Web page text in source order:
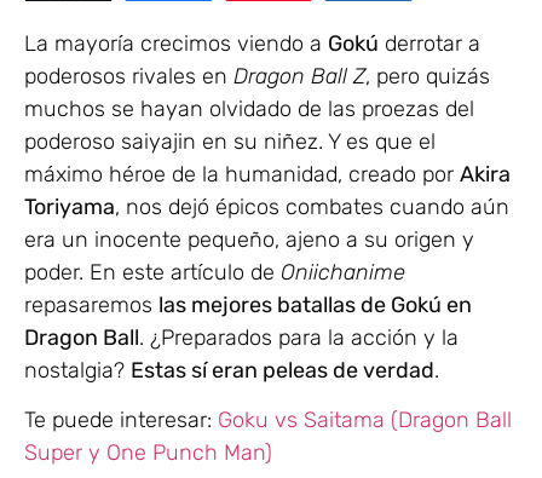
La mayoría crecimos viendo a Gokú derrotar a
poderosos rivales en Dragon Ball Z, pero quizás
muchos se hayan olvidado de las proezas del
poderoso saiyajin en su niñez. Y es que el
máximo héroe de la humanidad, creado por Akira
Toriyama, nos dejó épicos combates cuando aún
era un inocente pequeño, ajeno a su origen y
poder. En este artículo de Oniichanime
repasaremos las mejores batallas de Gokú en
Dragon Ball. ¿Preparados para la acción y la
nostalgia? Estas sí eran peleas de verdad.
Te puede interesar: Goku vs Saitama (Dragon Ball
Super y One Punch Man)